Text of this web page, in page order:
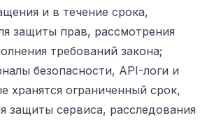
и в течение срока,
защиты прав, рассмотрения
требований закона;
безопасности, API-логи и
хранятся ограниченный срок,
защиты сервиса, расследования